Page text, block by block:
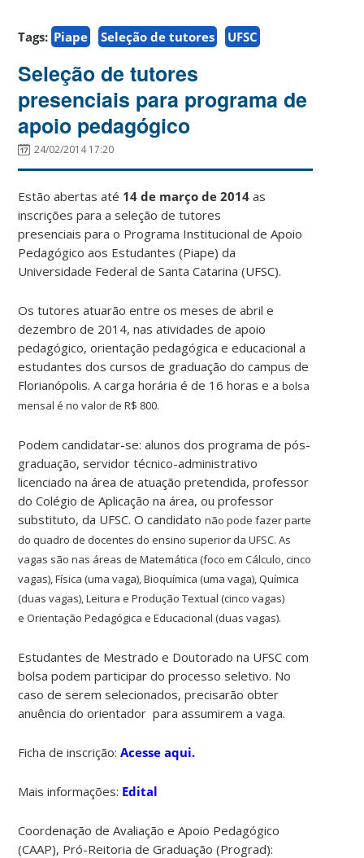
Tags: Piape Seleção de tutores UFSC
Seleção de tutores
presenciais para programa de
apoio pedagógico
24/02/2014 17:20
Estão abertas até 14 de março de 2014 as
inscrições para a seleção de tutores
presenciais para o Programa Institucional de Apoio
Pedagógico aos Estudantes (Piape) da
Universidade Federal de Santa Catarina (UFSC).
Os tutores atuarão entre os meses de abril e
dezembro de 2014, nas atividades de apoio
pedagógico, orientação pedagógica e educacional a
estudantes dos cursos de graduação do campus de
Florianópolis. A carga horária é de 16 horas e abolsa
mensal é no valor de R$ 800.
Podem candidatar-se: alunos dos programa de pós-
graduação, servidor técnico-administrativo
licenciado na área de atuação pretendida, professor
do Colégio de Aplicação na área, ou professor
substituto, da UFSC. O candidatonão pode fazer parte
do quadro de docentes do ensino superior daUFSC. As
vagas são nas áreas deMatemática (foco em Cálculo, cinco
vagas),Física (uma vaga),Bioquímica (uma vaga),Química
(duas vagas),Leitura e Produção Textual (cinco vagas)
eOrientação Pedagógica e Educacional (duas vagas).
Estudantes de Mestrado e Doutorado na UFSC com
bolsa podem participar do processo seletivo. No
caso de serem selecionados, precisarão obter
anuência do orientador para assumirem a vaga.
Ficha de inscrição:Acesse aqui.
Mais informações: Edital
Coordenação de Avaliação e Apoio Pedagógico
(CAAP), Pró-Reitoria de Graduação (Prograd):